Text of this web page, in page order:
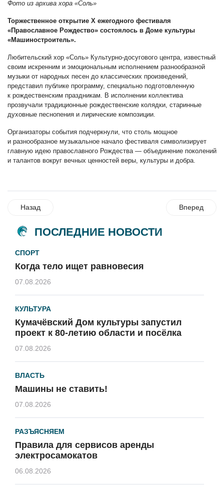
Фото из архива хора «Соль»
Торжественное открытие Х ежегодного фестиваля
«Православное Рождество» состоялось в Доме культуры
«Машиностроитель».
Любительский хор «Соль» Культурно-досугового центра, известный
своим искренним и эмоциональным исполнением разнообразной
музыки от народных песен до классических произведений,
представил публике программу, специально подготовленную
к рождественским праздникам. В исполнении коллектива
прозвучали традиционные рождественские колядки, старинные
духовные песнопения и лирические композиции.
Организаторы события подчеркнули, что столь мощное
и разнообразное музыкальное начало фестиваля символизирует
главную идею православного Рождества — объединение поколений
и талантов вокруг вечных ценностей веры, культуры и добра.
Назад Вперед
ПОСЛЕДНИЕ НОВОСТИ
СПОРТ
Когда тело ищет равновесия
07.08.2026
КУЛЬТУРА
Кумачёвский Дом культуры запустил
проект к 80-летию области и посёлка
07.08.2026
ВЛАСТЬ
Машины не ставить!
07.08.2026
РАЗЪЯСНЯЕМ
Правила для сервисов аренды
электросамокатов
06.08.2026